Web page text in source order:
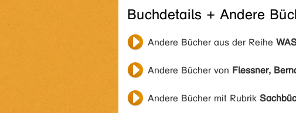
Buchdetails + Andere
Andere Bücher aus der Reihe
Andere Bücher von Flessner,
Andere Bücher mit Rubrik